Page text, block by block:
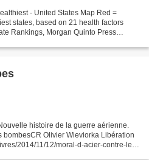
- United States Map Red =
states, based on 21 health factors
Rankings, Morgan Quinto Press
histoire de la guerre aérienne.
bombesCR Olivier Wieviorka Libération
2014/11/12/moral-d-acier-contre-les-